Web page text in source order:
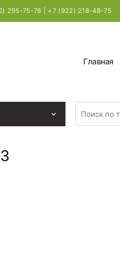
295-75-78 | +7 (922) 218-48-75
Главная